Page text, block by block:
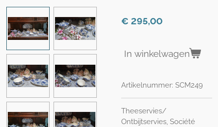
€ 295,00
In winkelwagen
Artikelnummer: SCM249
Theeservies/
Ontbijtservies, Société